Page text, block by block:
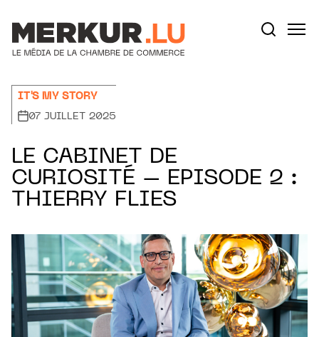
IT'S MY STORY
07 JUILLET 2025
LE CABINET DE
CURIOSITÉ – EPISODE 2 :
THIERRY FLIES